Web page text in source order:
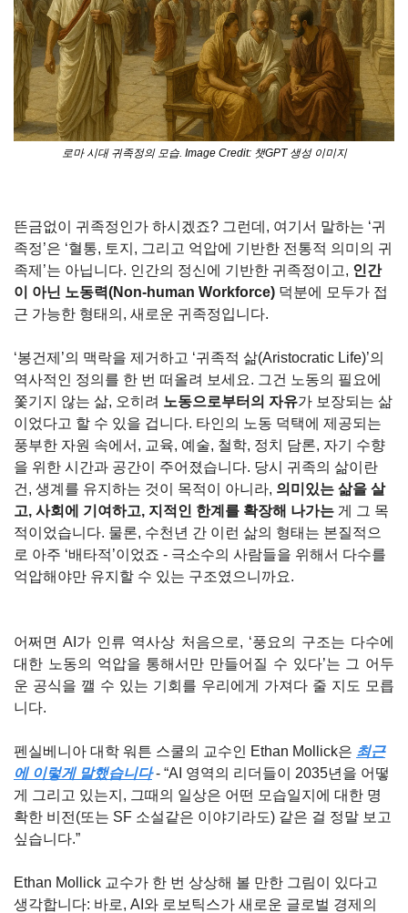
로마 시대 귀족정의 모습. Image Credit: 챗GPT 생성 이미지
뜬금없이 귀족정인가 하시겠죠? 그런데, 여기서 말하는 ‘귀
족정’은 ‘혈통, 토지, 그리고 억압에 기반한 전통적 의미의 귀
족제’는 아닙니다. 인간의 정신에 기반한 귀족정이고, 인간
이 아닌 노동력(Non-human Workforce) 덕분에 모두가 접
근 가능한 형태의, 새로운 귀족정입니다.
‘봉건제’의 맥락을 제거하고 ‘귀족적 삶(Aristocratic Life)’의
역사적인 정의를 한 번 떠올려 보세요. 그건 노동의 필요에
쫓기지 않는 삶, 오히려 노동으로부터의 자유가 보장되는 삶
이었다고 할 수 있을 겁니다. 타인의 노동 덕택에 제공되는
풍부한 자원 속에서, 교육, 예술, 철학, 정치 담론, 자기 수향
을 위한 시간과 공간이 주어졌습니다. 당시 귀족의 삶이란
건, 생계를 유지하는 것이 목적이 아니라, 의미있는 삶을 살
고, 사회에 기여하고, 지적인 한계를 확장해 나가는 게 그 목
적이었습니다. 물론, 수천년 간 이런 삶의 형태는 본질적으
로 아주 ‘배타적’이었죠 - 극소수의 사람들을 위해서 다수를
억압해야만 유지할 수 있는 구조였으니까요.
어쩌면 AI가 인류 역사상 처음으로, ‘풍요의 구조는 다수에
대한 노동의 억압을 통해서만 만들어질 수 있다’는 그 어두
운 공식을 깰 수 있는 기회를 우리에게 가져다 줄 지도 모릅
니다.
펜실베니아 대학 워튼 스쿨의 교수인 Ethan Mollick은 최근
에 이렇게 말했습니다 - “AI 영역의 리더들이 2035년을 어떻
게 그리고 있는지, 그때의 일상은 어떤 모습일지에 대한 명
확한 비전(또는 SF 소설같은 이야기라도) 같은 걸 정말 보고
싶습니다.”
Ethan Mollick 교수가 한 번 상상해 볼 만한 그림이 있다고
생각합니다: 바로, AI와 로보틱스가 새로운 글로벌 경제의